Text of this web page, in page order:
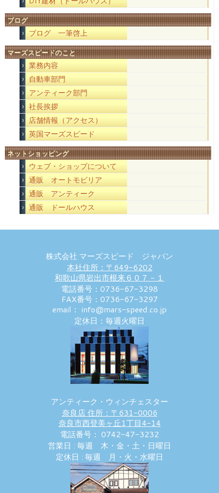
ブログ
ブログ 一筆啓上
マーズスピードのこと
業務内容
自動車部門
アンティーク部門
社長挨拶
店舗情報（アクセス）
英国マーズスピード
ネットショッピング
ウェブ・ショップについて
通販 オートモビリア
通販 アンティーク
通販 ドールハウス
株式会社 マーズスピード ジャパン
本社住所：〒649-6202
和歌山県岩出市根来６０７－１
電話番号：0736-67-3298
FAX番号：0736-67-3297
email： info@mars-speed.co.jp
定休日：毎週火曜日
アンティーク・ウィンチェスター
奈良店 住所：〒631-0006
奈良市西登美ヶ丘1丁目4-14
電話番号： 0742-47-3232
営業日 : 毎週 木・金・土・日曜日
定休日 : 毎週 月・火・水曜日